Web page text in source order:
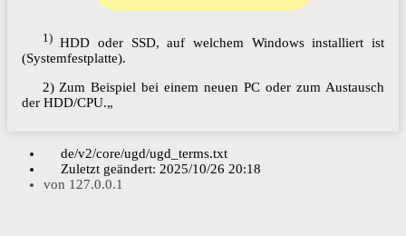
1)HDD oder SSD, auf welchem Windows installiert ist
(Systemfestplatte).
2) Zum Beispiel bei einem neuen PC oder zum Austausch
der HDD/CPU.„
de/v2/core/ugd/ugd_terms.txt
Zuletzt geändert: 2025/10/26 20:18
von 127.0.0.1